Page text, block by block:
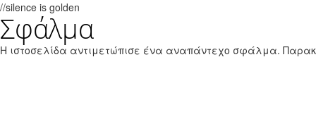
//silence is golden
Παράκαμψη προς το κυρίως περιεχόμενο
Εθνικό Θαλάσσιο Πάρκο Ζακύνθου
Σφάλμα
Η ιστοσελίδα αντιμετώπισε ένα αναπάντεχο σφάλμα.